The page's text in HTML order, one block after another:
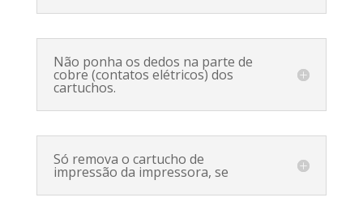
Não ponha os dedos na parte de
cobre (contatos elétricos) dos
cartuchos.
Só remova o cartucho de
impressão da impressora, se